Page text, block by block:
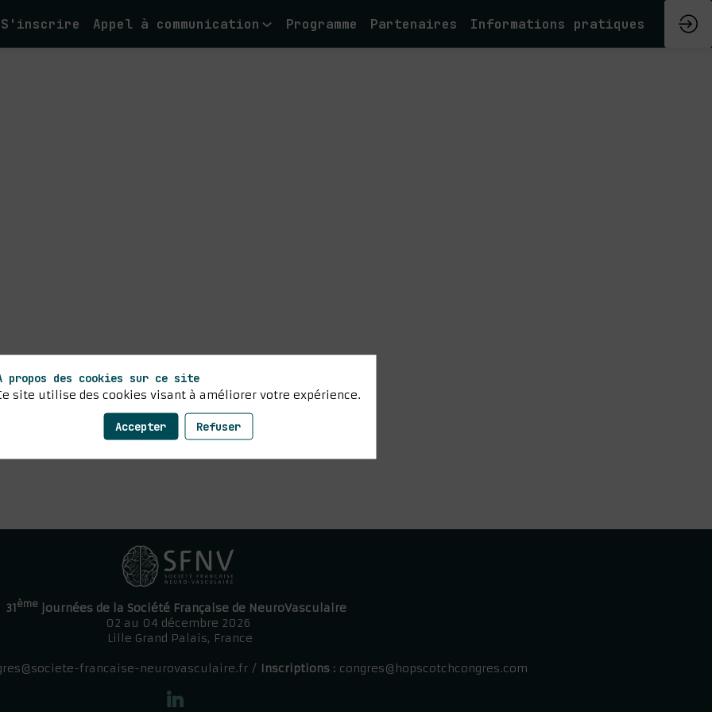
S'inscrire Appel à communication Programme Partenaires Informations pratiques
31èmejournées de la Société Française de NeuroVasculaire
02 au 04 décembre 2026
Lille Grand Palais, France
francaise-neurovasculaire.fr/ Inscriptions : congres@hopscotchcongres.com
propos des cookies sur ce site
site utilise des cookies visant à améliorer votre expérience.
Accepter Refuser